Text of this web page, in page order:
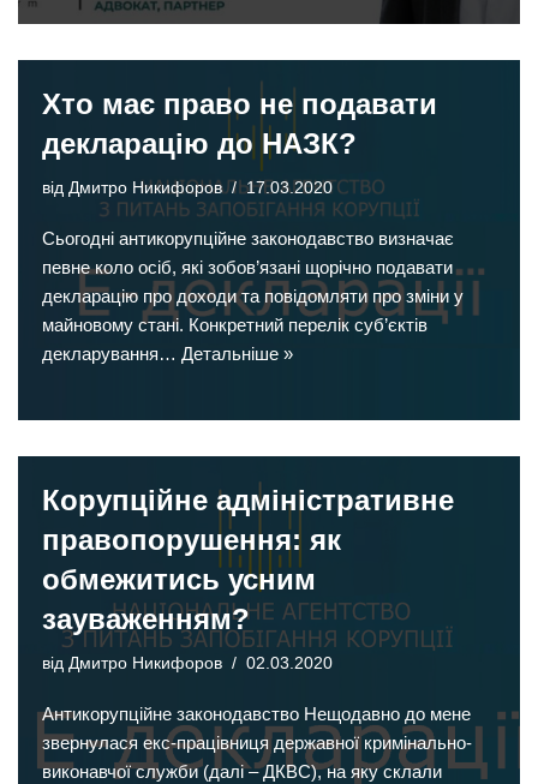
Хто має право не подавати
декларацію до НАЗК?
від Дмитро Никифоров 17.03.2020
Сьогодні антикорупційне законодавство визначає
певне коло осіб, які зобов’язані щорічно подавати
декларацію про доходи та повідомляти про зміни у
майновому стані. Конкретний перелік суб’єктів
декларування… Детальніше »
Корупційне адміністративне
правопорушення: як
обмежитись усним
зауваженням?
від Дмитро Никифоров 02.03.2020
Антикорупційне законодавство Нещодавно до мене
звернулася екс-працівниця державної кримінально-
виконавчої служби (далі – ДКВС), на яку склали